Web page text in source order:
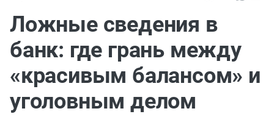
Ложные сведения в
банк: где грань между
«красивым балансом» и
уголовным делом